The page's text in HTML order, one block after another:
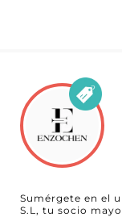
Sumérgete en el
S.L, tu socio